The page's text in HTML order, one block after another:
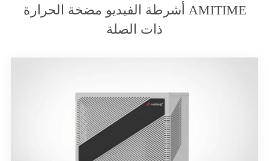
أشرطة الفيديو مضخة الحرارة AMITIME
ذات الصلة